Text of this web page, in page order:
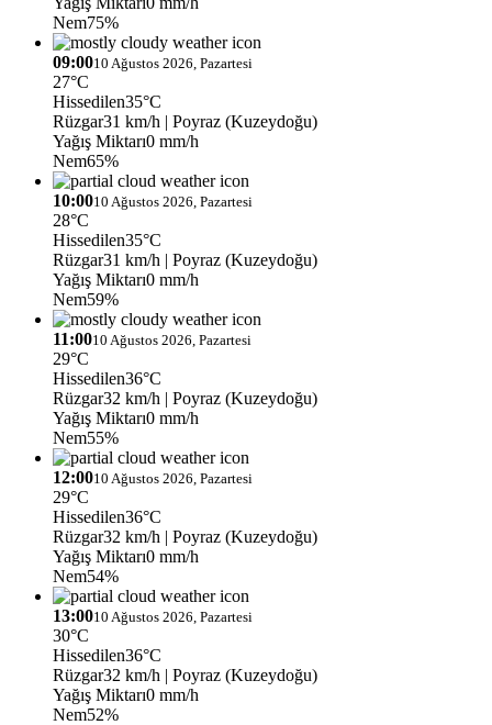
Nem75%
09:0010 Ağustos 2026, Pazartesi
27°C
Hissedilen35°C
Rüzgar31 km/h | Poyraz (Kuzeydoğu)
Yağış Miktarı0 mm/h
Nem65%
10:0010 Ağustos 2026, Pazartesi
28°C
Hissedilen35°C
Rüzgar31 km/h | Poyraz (Kuzeydoğu)
Yağış Miktarı0 mm/h
Nem59%
11:0010 Ağustos 2026, Pazartesi
29°C
Hissedilen36°C
Rüzgar32 km/h | Poyraz (Kuzeydoğu)
Yağış Miktarı0 mm/h
Nem55%
12:0010 Ağustos 2026, Pazartesi
29°C
Hissedilen36°C
Rüzgar32 km/h | Poyraz (Kuzeydoğu)
Yağış Miktarı0 mm/h
Nem54%
13:0010 Ağustos 2026, Pazartesi
30°C
Hissedilen36°C
Rüzgar32 km/h | Poyraz (Kuzeydoğu)
Yağış Miktarı0 mm/h
Nem52%